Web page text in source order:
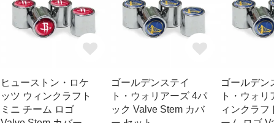
ヒューストン・ロケ
ッツ ウィンクラフト
ミニ チーム ロゴ
ゴールデンステイ
ト・ウォリアーズ 4パ
ック Valve Stem カバ
ゴールデン
ト・ウォリ
ィンクラフ